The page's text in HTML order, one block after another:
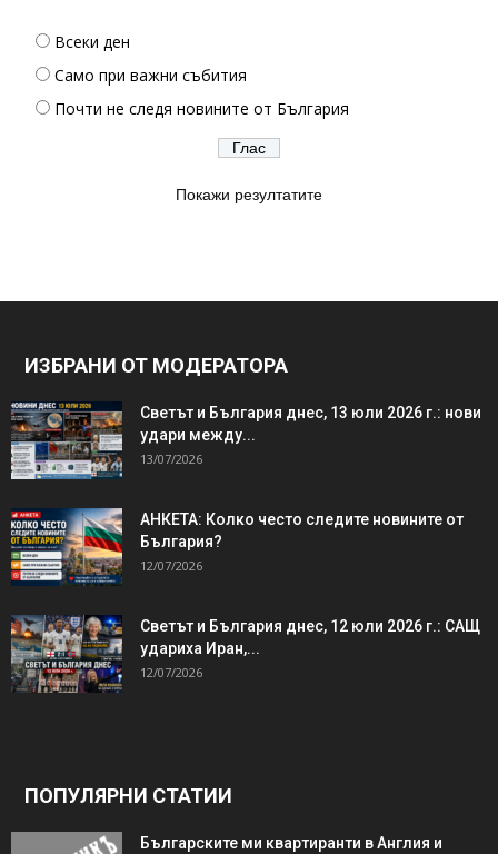
Всеки ден
Само при важни събития
Почти не следя новините от България
Покажи резултатите
ИЗБРАНИ ОТ МОДЕРАТОРА
Светът и България днес, 13 юли 2026 г.: нови
удари между...
13/07/2026
АНКЕТА: Колко често следите новините от
България?
12/07/2026
Светът и България днес, 12 юли 2026 г.: САЩ
удариха Иран,...
12/07/2026
ПОПУЛЯРНИ СТАТИИ
Българските ми квартиранти в Англия и